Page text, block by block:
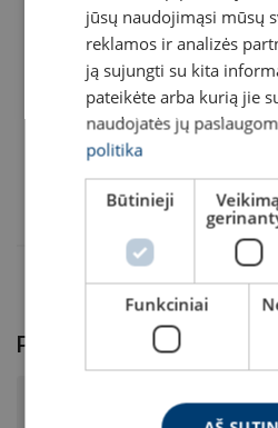
108100404620028
108100504620028
108100604620028
Produkto DUK
Kokia yra šio plieninio lyno
jūsų naudojimąsi mūsų
reklamos ir analizės
ją sujungti su kita
pateikėte arba kurią jie
naudojatės jų
politika
Būtinieji
Funkciniai